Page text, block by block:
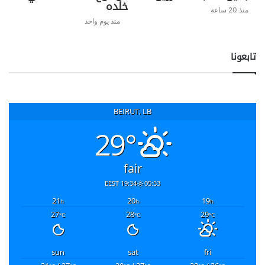
منذ 20 ساعة خلده
منذ يوم واحد
تابعونا
BEIRUT, LB
29°
fair
05:53
19:34 EEST
19h
20h
21h
29°C
28°C
27°C
fri
sat
sun